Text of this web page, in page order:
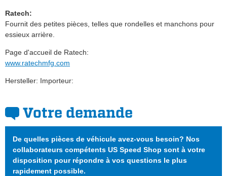
Ratech:
Fournit des petites pièces, telles que rondelles et manchons pour
essieux arrière.
Page d'accueil de Ratech:
www.ratechmfg.com
Hersteller: Importeur:
Votre demande
De quelles pièces de véhicule avez-vous besoin? Nos
collaborateurs compétents US Speed Shop sont à votre
disposition pour répondre à vos questions le plus
rapidement possible.